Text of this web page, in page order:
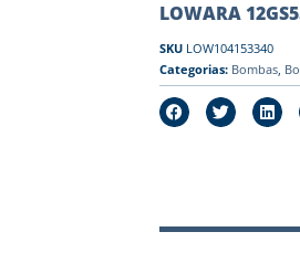
LOWARA
SKU LOW104153340
Categorias: Bombas,